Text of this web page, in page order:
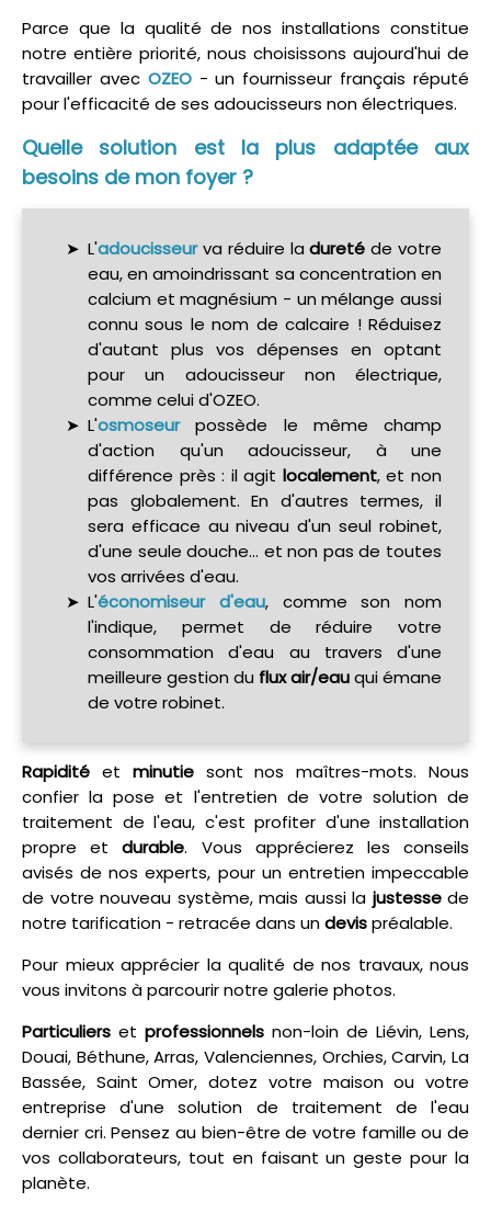
Parce que la qualité de nos installations constitue
notre entière priorité, nous choisissons aujourd'hui de
travailler avec OZEO - un fournisseur français réputé
pour l'efficacité de ses adoucisseurs non électriques.
Quelle solution est la plus adaptée aux
besoins de mon foyer ?
L'adoucisseurva réduire ladureté de votre
eau, en amoindrissant sa concentration en
calcium et magnésium - un mélange aussi
connu sous le nom de calcaire ! Réduisez
d'autant plus vos dépenses en optant
pour un adoucisseur non électrique,
comme celui d'OZEO.
L'osmoseurpossède le même champ
d'action qu'un adoucisseur, à une
différence près : il agit localement, et non
pas globalement. En d'autres termes, il
sera efficace au niveau d'un seul robinet,
d'une seule douche... et non pas de toutes
vos arrivées d'eau.
L'économiseur d'eau, comme son nom
l'indique, permet de réduire votre
consommation d'eau au travers d'une
meilleure gestion du flux air/eauqui émane
de votre robinet.
Rapidité et minutiesont nos maîtres-mots. Nous
confier la pose et l'entretien de votre solution de
traitement de l'eau, c'est profiter d'une installation
propre etdurable. Vous apprécierez les conseils
avisés de nos experts, pour un entretien impeccable
de votre nouveau système, mais aussi la justessede
notre tarification - retracée dans undevispréalable.
Pour mieux apprécier la qualité de nos travaux, nous
vous invitons à parcourir notre galerie photos.
Particuliers et professionnels non-loin de Liévin, Lens,
Douai, Béthune, Arras, Valenciennes, Orchies, Carvin, La
Bassée, Saint Omer, dotez votre maison ou votre
entreprise d'une solution de traitement de l'eau
dernier cri. Pensez au bien-être de votre famille ou de
vos collaborateurs, tout en faisant un geste pour la
planète.